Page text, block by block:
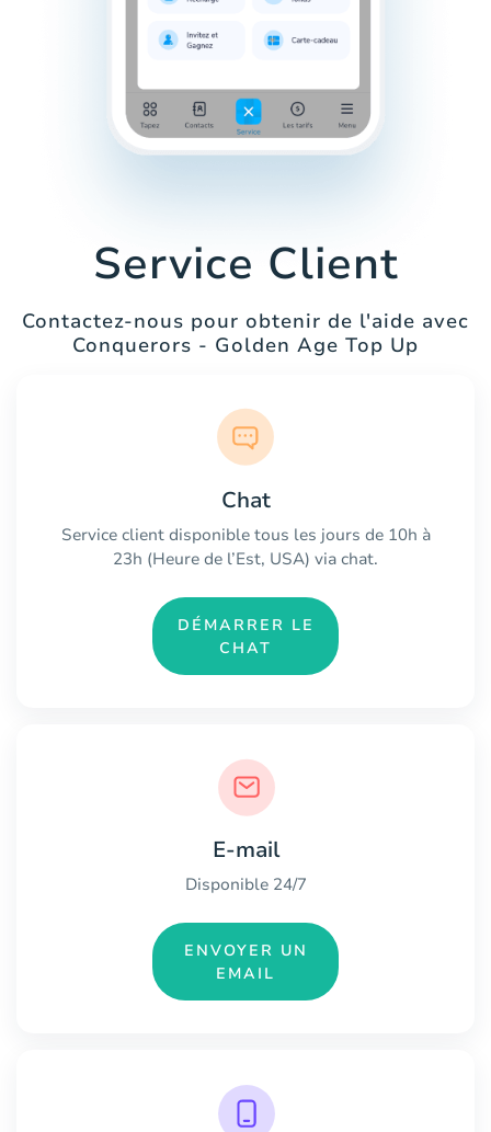
Service Client
Contactez-nous pour obtenir de l'aide avec
Conquerors - Golden Age Top Up
Chat
Service client disponible tous les jours de 10h à
23h (Heure de l’Est, USA) via chat.
DÉMARRER LE
CHAT
E-mail
Disponible 24/7
ENVOYER UN
EMAIL